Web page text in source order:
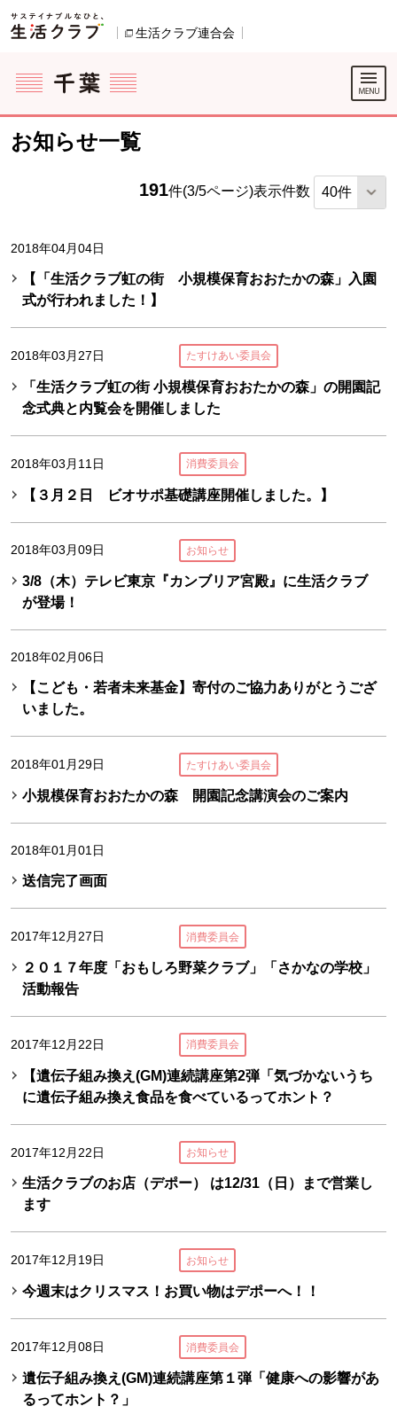
ページの先頭です。
生活クラブ連合会
ここからサイト内共通メニューです。
サイト内共通メニューをスキップする
サイト内共通メニューここまで。
お知らせ一覧
191件(3/5ページ)表示件数
2018年04月04日
【「生活クラブ虹の街 小規模保育おおたかの森」入園
式が行われました！】
2018年03月27日 たすけあい委員会
「生活クラブ虹の街 小規模保育おおたかの森」の開園記
念式典と内覧会を開催しました
2018年03月11日 消費委員会
【３月２日 ビオサポ基礎講座開催しました。】
2018年03月09日 お知らせ
3/8（木）テレビ東京『カンブリア宮殿』に生活クラブ
が登場！
2018年02月06日
【こども・若者未来基金】寄付のご協力ありがとうござ
いました。
2018年01月29日 たすけあい委員会
小規模保育おおたかの森 開園記念講演会のご案内
2018年01月01日
送信完了画面
2017年12月27日 消費委員会
２０１７年度「おもしろ野菜クラブ」「さかなの学校」
活動報告
2017年12月22日 消費委員会
【遺伝子組み換え(GM)連続講座第2弾「気づかないうち
に遺伝子組み換え食品を食べているってホント？
2017年12月22日 お知らせ
生活クラブのお店（デポー） は12/31（日）まで営業し
ます
2017年12月19日 お知らせ
今週末はクリスマス！お買い物はデポーへ！！
2017年12月08日 消費委員会
遺伝子組み換え(GM)連続講座第１弾「健康への影響があ
るってホント？」